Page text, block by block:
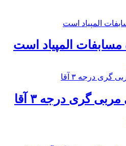
المپیاد است
گری درجه ۳ آقا